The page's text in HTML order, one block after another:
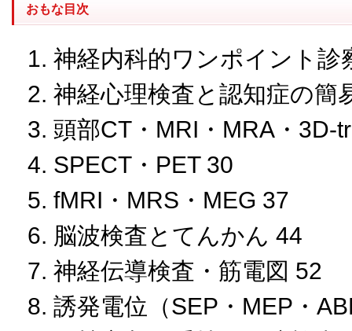
おもな目次
1. 神経内科的ワンポイント診
2. 神経心理検査と認知症の簡
3. 頭部CT・MRI・MRA・3D-
4. SPECT・PET 30
5. fMRI・MRS・MEG 37
6. 脳波検査とてんかん 44
7. 神経伝導検査・筋電図 52
8. 誘発電位（SEP・MEP・